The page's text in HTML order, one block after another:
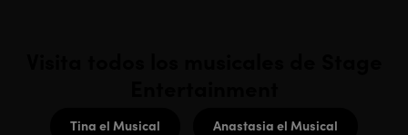
Tina el Musical Anastasia el Musical